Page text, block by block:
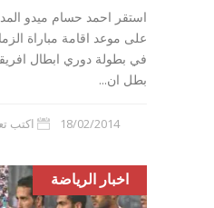
استقر احمد حسام ميدو
في بطولة دوري ابطال
بطل ان...
18/02/2014 اكتب
اخبار الرياضة